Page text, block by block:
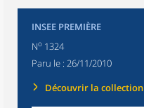
INSEE PREMIÈRE
No 1324
Paru le : 26/11/2010
Découvrir la collection